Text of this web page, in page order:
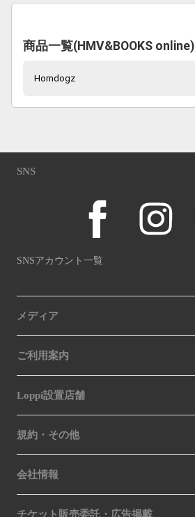
商品一覧(HMV&BOOKS online)
Horndogz
SNS
SNSアカウント一覧
メディア
ご利用案内
Loppi設置店舗
規約・その他
会社情報
チケット販売委託・広告掲載